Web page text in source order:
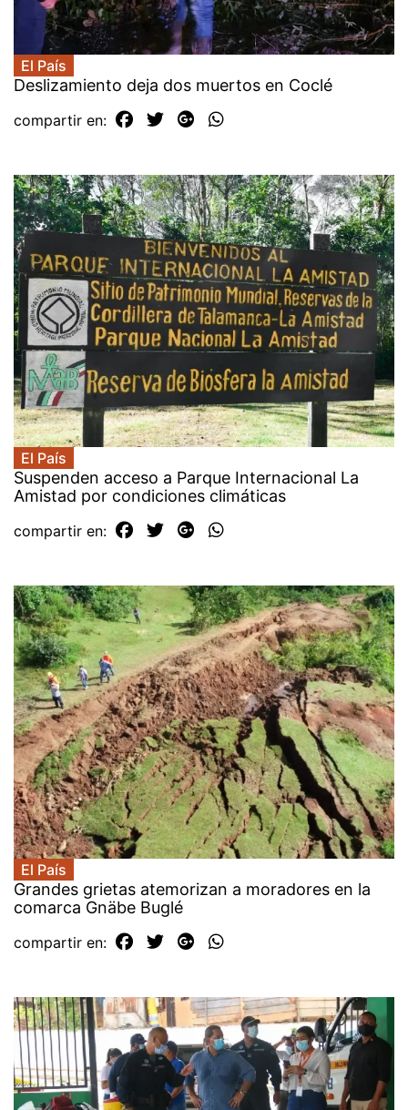
El País
Deslizamiento deja dos muertos en Coclé
compartir en:
El País
Suspenden acceso a Parque Internacional La
Amistad por condiciones climáticas
compartir en:
El País
Grandes grietas atemorizan a moradores en la
comarca Gnäbe Buglé
compartir en: